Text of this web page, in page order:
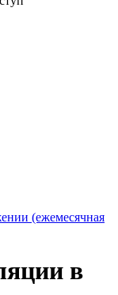
(ежемесячная
в